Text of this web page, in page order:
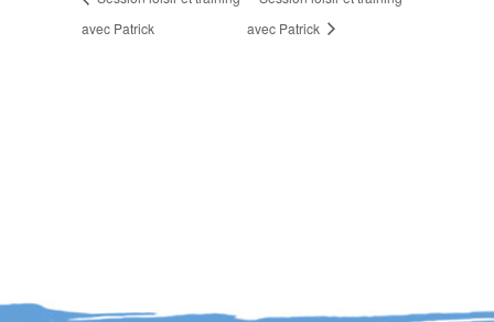
avec Patrick
avec Patrick